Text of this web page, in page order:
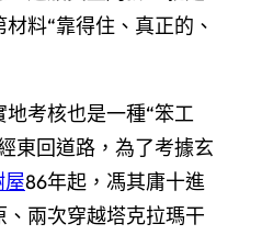
料“靠得住、真正的、
考核也是一種“笨工
東回道路，為了考據玄
屋86年起，馮其庸十進
兩次穿越塔克拉瑪干